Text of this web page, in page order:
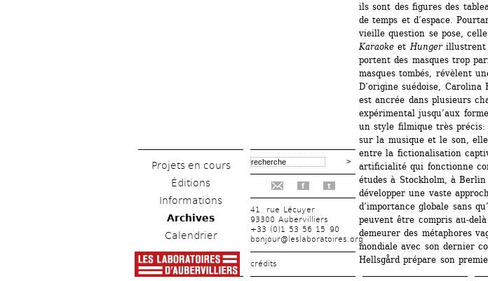
Projets en cours
Éditions
Informations
Archives
Calendrier
f t
41, rue Lécuyer
93300 Aubervilliers
+33 (0)1 53 56 15 90
bonjour@leslaboratoires.org
crédits
ils sont des figures des
de temps et d’espace.
vieille question se pose,
Karaoke et Hungerillustrent
portent des masques trop
masques tombés, révèlent
D’origine suédoise,
est ancrée dans plusieurs
expérimental jusqu’aux
un style filmique très
sur la musique et le son,
entre la fictionalisation
artificialité qui fonctionne
études à Stockholm, à
développer une vaste
d’importance globale sans
peuvent être compris au-
demeurer des métaphores
mondiale avec son dernier
Hellsgård prépare son